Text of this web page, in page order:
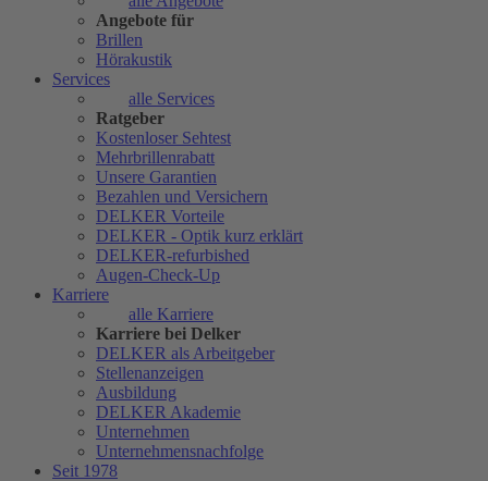
Angebote für
Brillen
Hörakustik
Services
alle Services
Ratgeber
Kostenloser Sehtest
Mehrbrillenrabatt
Unsere Garantien
Bezahlen und Versichern
DELKER Vorteile
DELKER - Optik kurz erklärt
DELKER-refurbished
Augen-Check-Up
Karriere
alle Karriere
Karriere bei Delker
DELKER als Arbeitgeber
Stellenanzeigen
Ausbildung
DELKER Akademie
Unternehmen
Unternehmensnachfolge
Seit 1978